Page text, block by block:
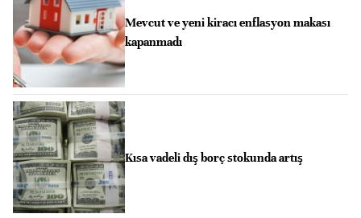
Mevcut ve yeni kiracı enflasyon makası
kapanmadı
Kısa vadeli dış borç stokunda artış